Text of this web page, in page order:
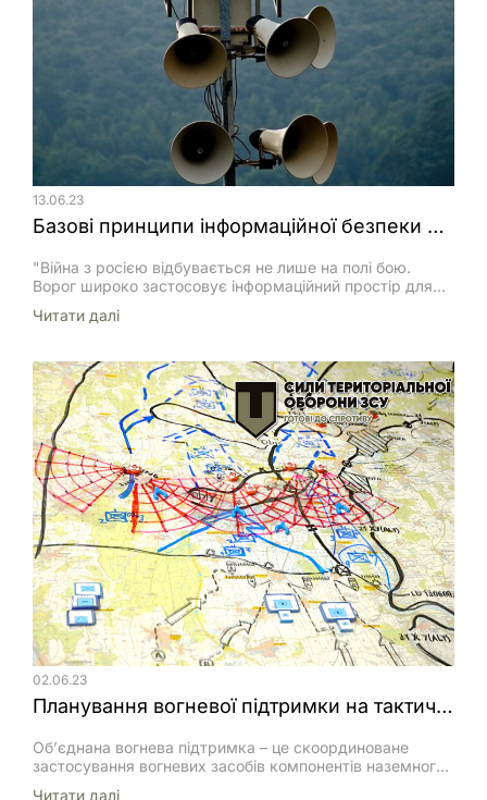
13.06.23
Базові принципи інформаційної безпеки для військовослужбовців Сил ТрО ЗСУ
"Війна з росією відбувається не лише на полі бою.
Ворог широко застосовує інформаційний простір для
ТрО), створення панічного настрою серед населення,
Читати далi
02.06.23
Планування вогневої підтримки на тактичному рівні(початок).
Об’єднана вогнева підтримка – це скоординоване
застосування вогневих засобів компонентів наземного,
Читати далi